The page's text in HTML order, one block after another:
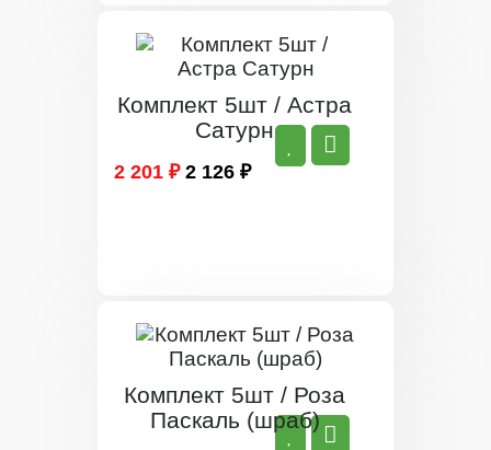
Комплект 5шт / Астра
Сатурн
2 201 ₽ 2 126 ₽
Комплект 5шт / Роза
Паскаль (шраб)